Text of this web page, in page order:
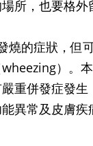
所，也要格外
燒的症狀，但
）。
重併發症發
異常及皮膚疾